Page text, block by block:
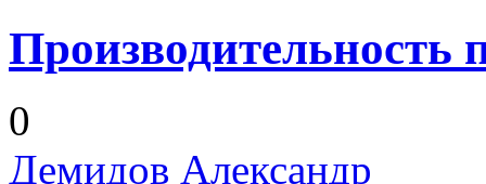
0
Демидов Александр